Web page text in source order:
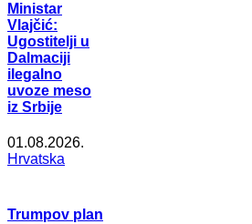
Ministar
Vlajčić:
Ugostitelji u
Dalmaciji
ilegalno
uvoze meso
iz Srbije
01.08.2026.
Hrvatska
Trumpov plan